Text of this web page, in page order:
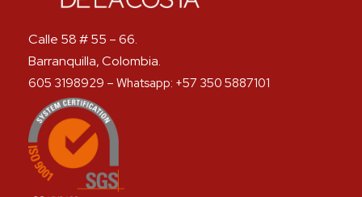
Calle 58 # 55 – 66.
Barranquilla, Colombia.
605 3198929 – Whatsapp: +57 350 5887101